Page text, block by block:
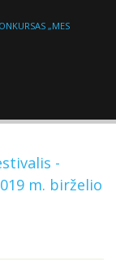
„MES
-
m. birželio